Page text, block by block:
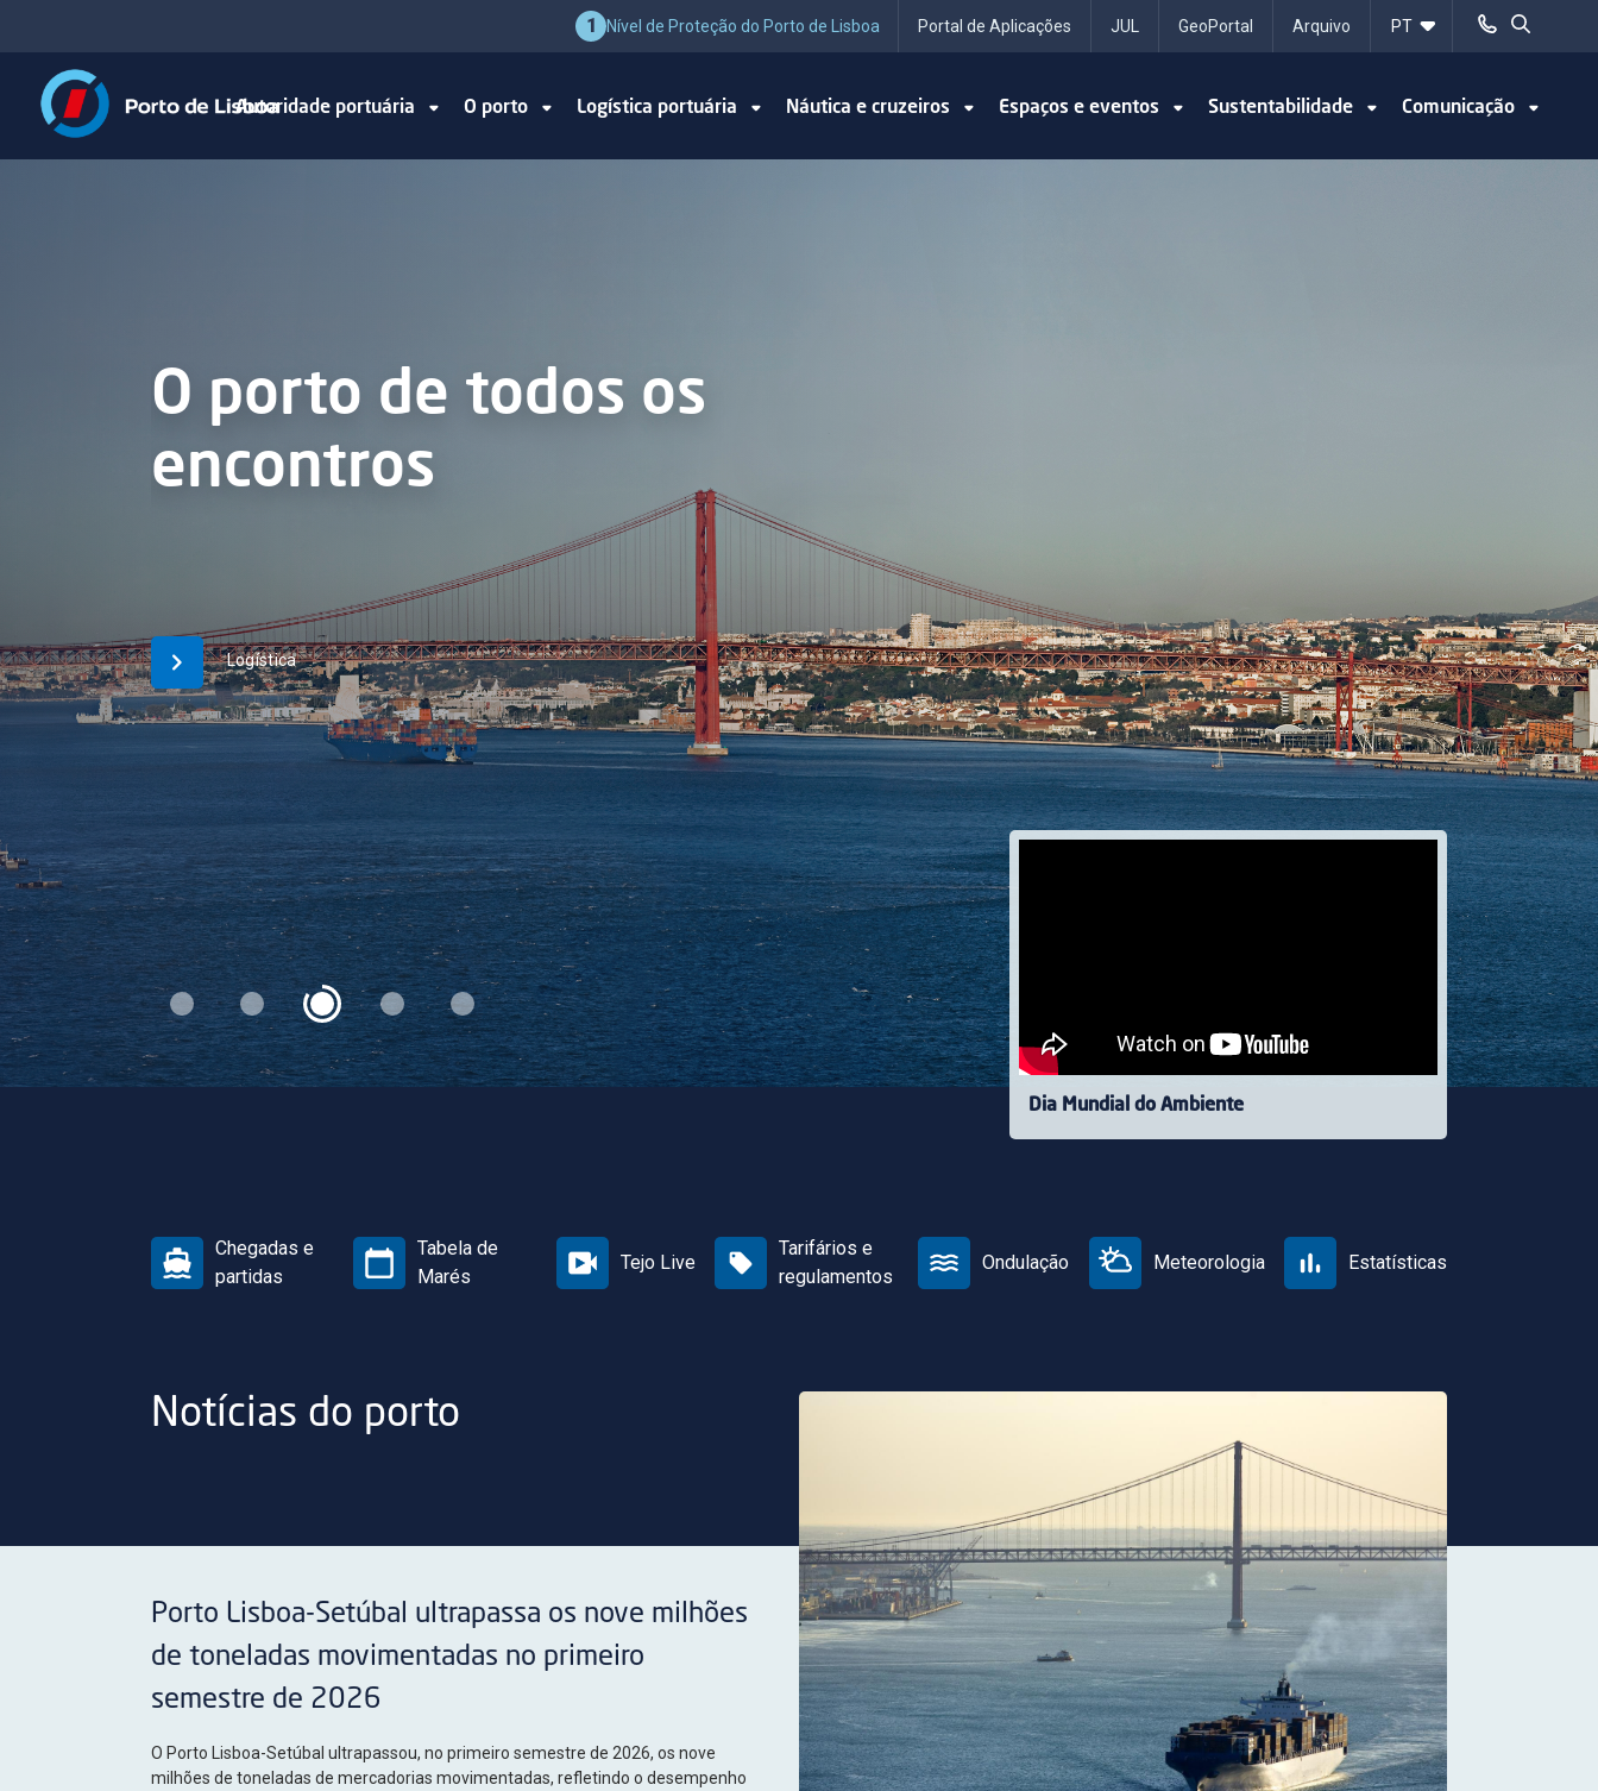
1 Nível de Proteção do Porto de Lisboa Portal de Aplicações JUL GeoPortal Arquivo
Autoridade portuária O porto Logística portuária Náutica e cruzeiros Espaços e eventos Sustentabilidade Comunicação
Um porto, duas
margens
Porto-Cidades
Dia Mundial do Ambiente
Chegadas e
partidas
Tabela de
Marés
Tejo Live
Tarifários e
regulamentos
Ondulação Meteorologia Estatísticas
Notícias do porto
Porto Lisboa-Setúbal ultrapassa os nove milhões
de toneladas movimentadas no primeiro
semestre de 2026
O Porto Lisboa-Setúbal ultrapassou, no primeiro semestre de 2026, os nove
milhões de toneladas de mercadorias movimentadas, refletindo o desempenho